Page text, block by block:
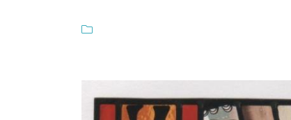
En cochant cette case, vous consentez à recevoir nos propositions
